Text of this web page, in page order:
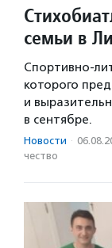
семьи в
Спортивно-
которого
и
в сентябре.
Новости ·
чест­во